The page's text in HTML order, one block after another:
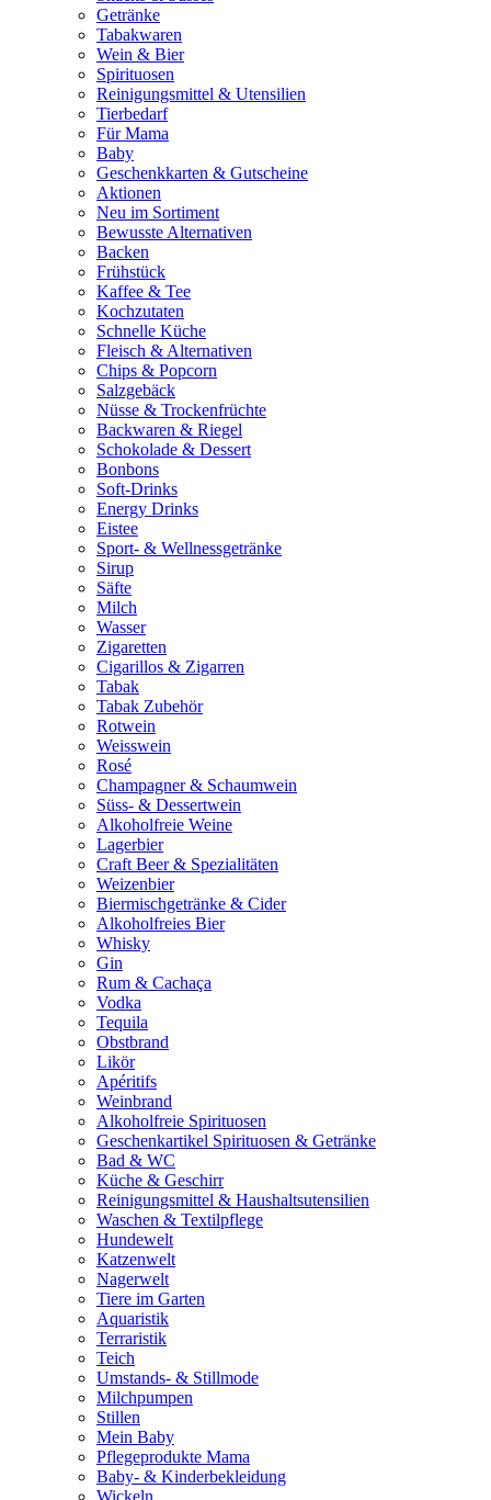
Getränke
Tabakwaren
Wein & Bier
Spirituosen
Reinigungsmittel & Utensilien
Tierbedarf
Für Mama
Baby
Geschenkkarten & Gutscheine
Aktionen
Neu im Sortiment
Bewusste Alternativen
Backen
Frühstück
Kaffee & Tee
Kochzutaten
Schnelle Küche
Fleisch & Alternativen
Chips & Popcorn
Salzgebäck
Nüsse & Trockenfrüchte
Backwaren & Riegel
Schokolade & Dessert
Bonbons
Soft-Drinks
Energy Drinks
Eistee
Sport- & Wellnessgetränke
Sirup
Säfte
Milch
Wasser
Zigaretten
Cigarillos & Zigarren
Tabak
Tabak Zubehör
Rotwein
Weisswein
Rosé
Champagner & Schaumwein
Süss- & Dessertwein
Alkoholfreie Weine
Lagerbier
Craft Beer & Spezialitäten
Weizenbier
Biermischgetränke & Cider
Alkoholfreies Bier
Whisky
Gin
Rum & Cachaça
Vodka
Tequila
Obstbrand
Likör
Apéritifs
Weinbrand
Alkoholfreie Spirituosen
Geschenkartikel Spirituosen & Getränke
Bad & WC
Küche & Geschirr
Reinigungsmittel & Haushaltsutensilien
Waschen & Textilpflege
Hundewelt
Katzenwelt
Nagerwelt
Tiere im Garten
Aquaristik
Terraristik
Teich
Umstands- & Stillmode
Milchpumpen
Stillen
Mein Baby
Pflegeprodukte Mama
Baby- & Kinderbekleidung
Wickeln